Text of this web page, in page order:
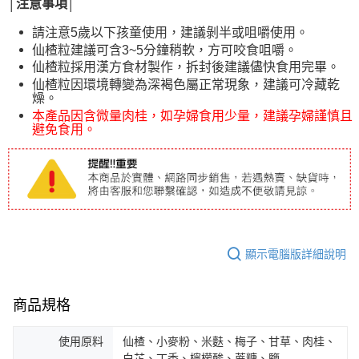
│注意事項│
請注意5歲以下孩童使用，建議剝半或咀嚼使用。
仙楂粒建議可含3~5分鐘稍軟，方可咬食咀嚼。
仙楂粒採用漢方食材製作，拆封後建議儘快食用完畢。
仙楂粒因環境轉變為深褐色屬正常現象，建議可冷藏乾
燥。
本產品因含微量肉桂，如孕婦食用少量，建議孕婦謹慎且
避免食用。
顯示電腦版詳細說明
商品規格
使用原料
仙楂、小麥粉、米麩、梅子、甘草、肉桂、